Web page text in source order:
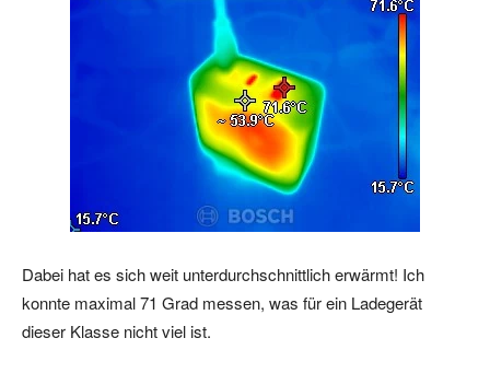
Dabei hat es sich weit unterdurchschnittlich erwärmt! Ich
konnte maximal 71 Grad messen, was für ein Ladegerät
dieser Klasse nicht viel ist.